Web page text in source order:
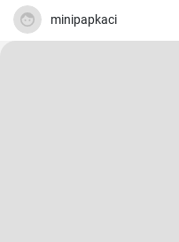
minipapkaci